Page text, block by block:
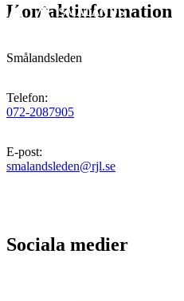
Kontaktinformation
Smålandsleden
Telefon:
072-2087905
E-post:
smalandsleden@rjl.se
Sociala medier